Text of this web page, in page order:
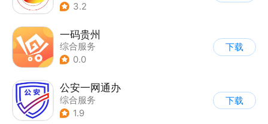
3.2
一码贵州
综合服务
0.0
下载
公安一网通办
综合服务
| 业务咨询办理
1.9
下载